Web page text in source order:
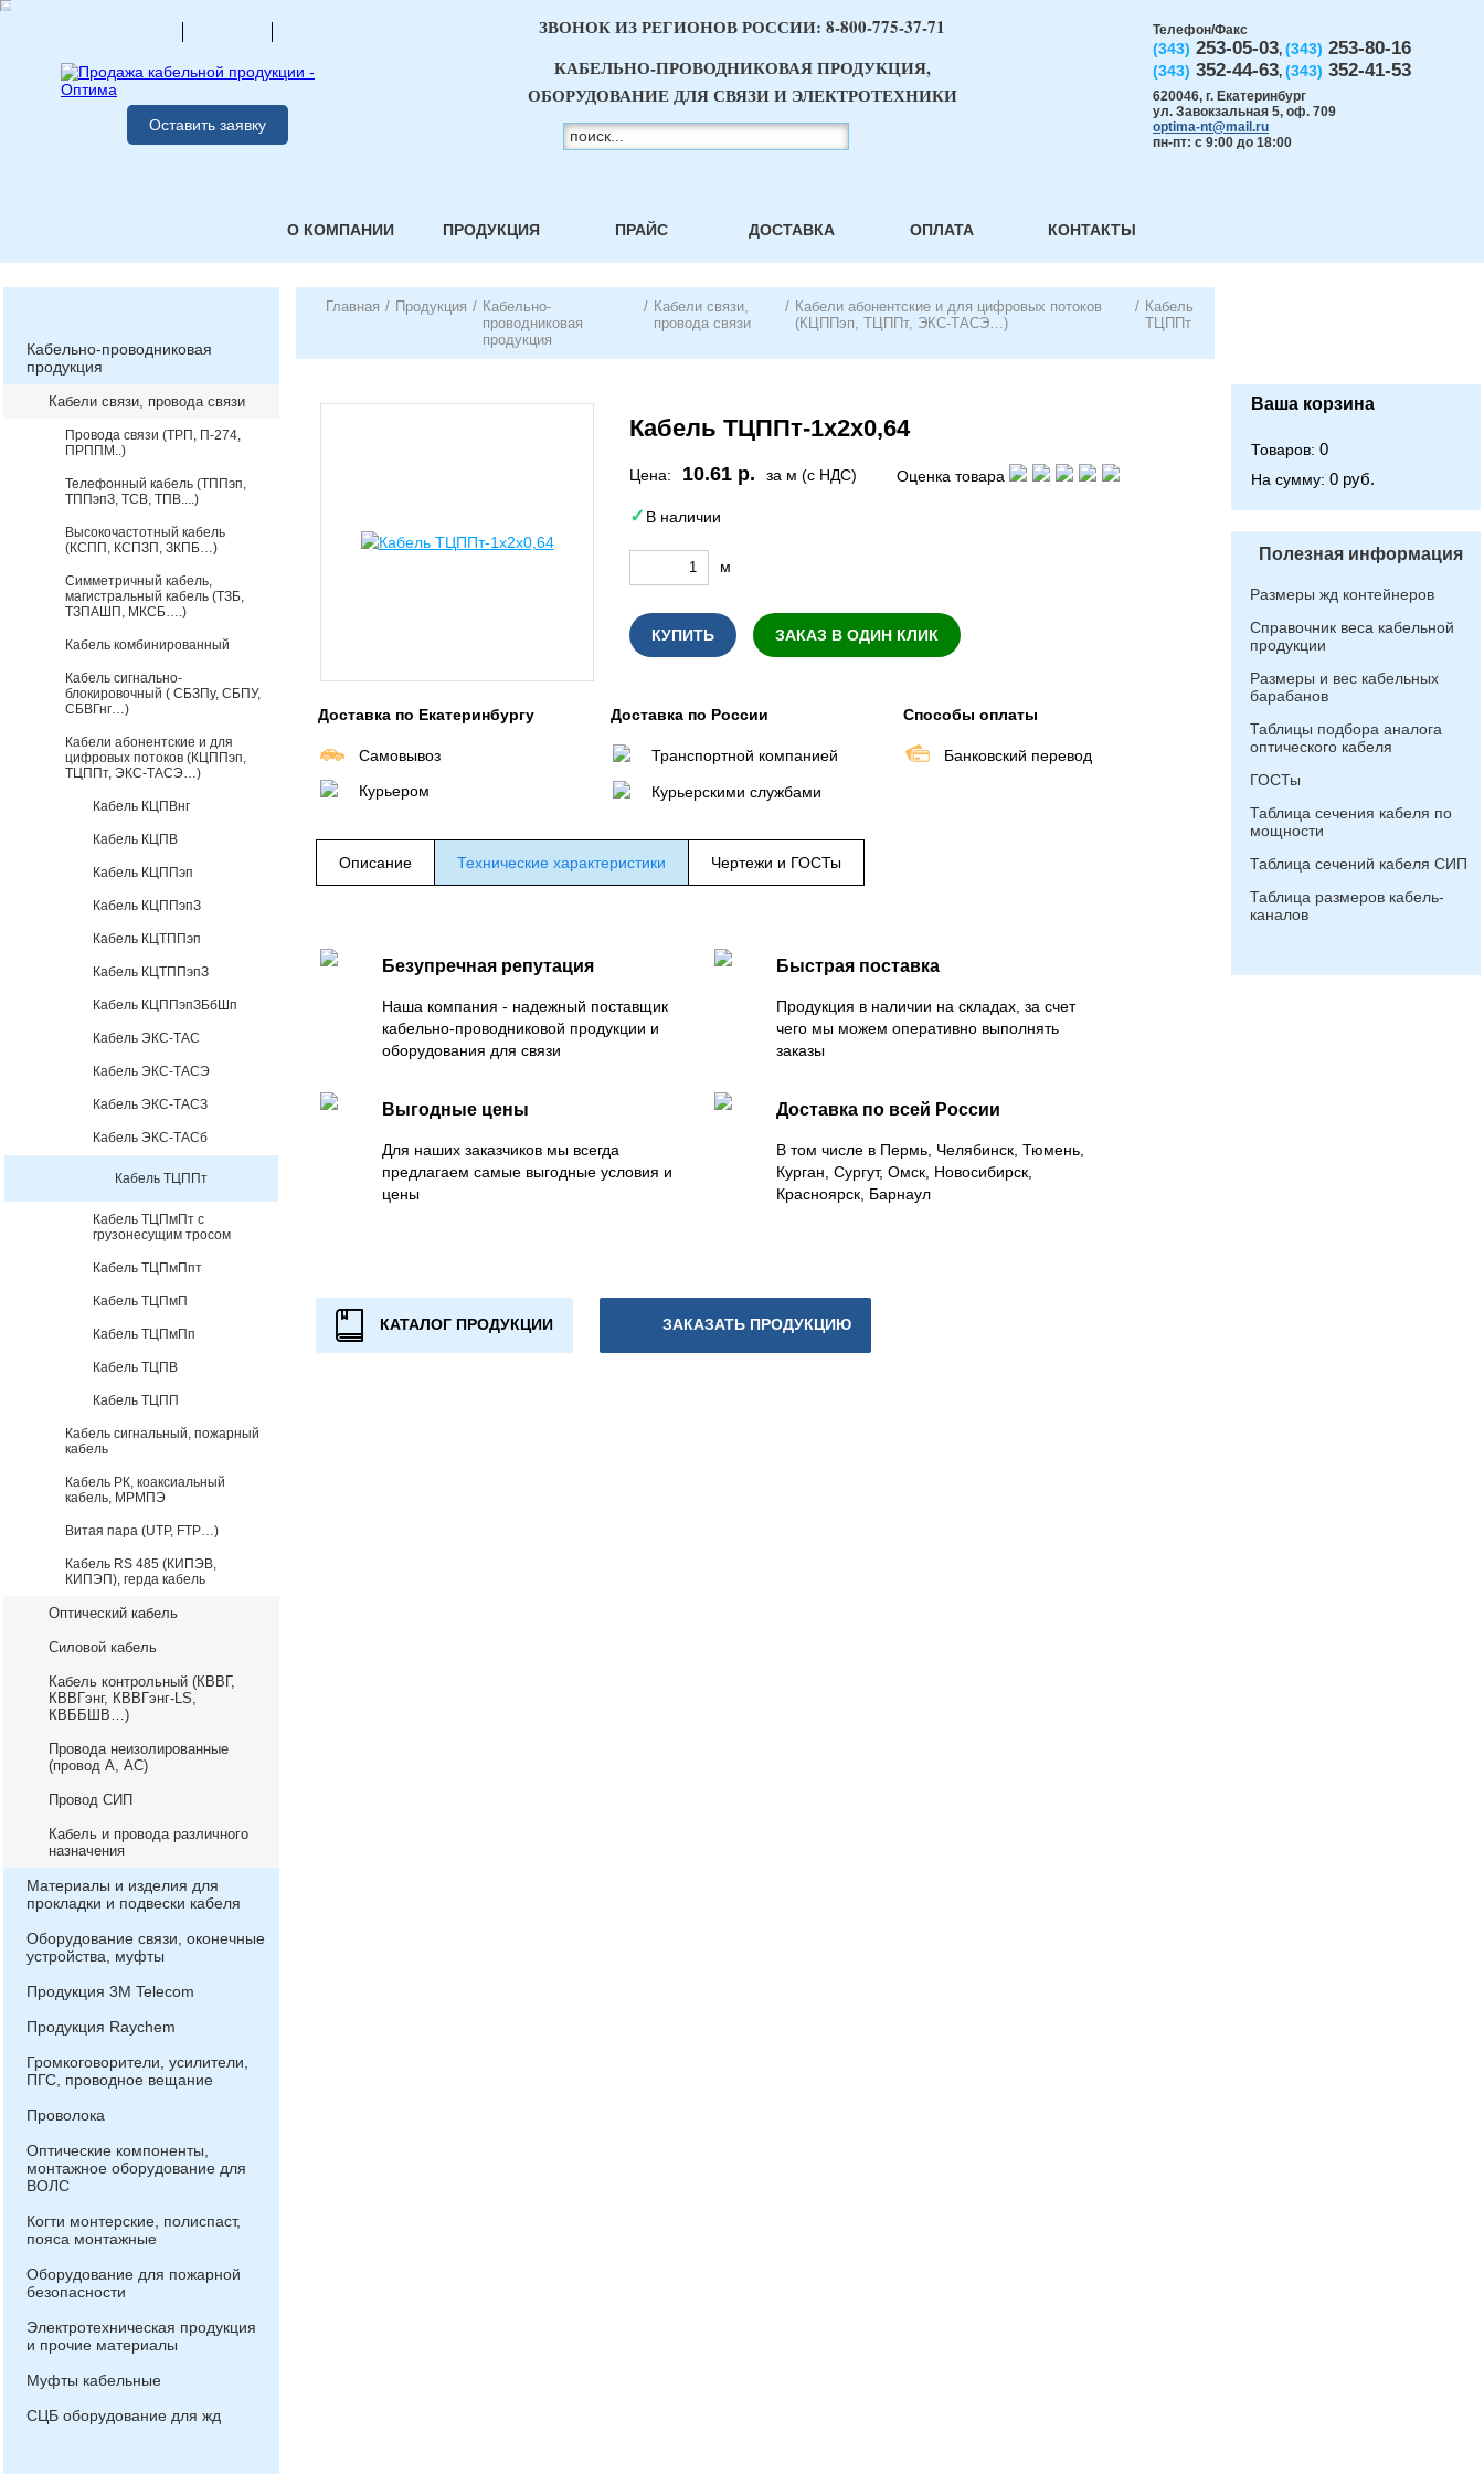
Оставить заявку
Телефон/Факс
(343) 253-05-03, (343) 253-80-16
(343) 352-44-63, (343) 352-41-53
620046, г. Екатеринбург
ул. Завокзальная 5, оф. 709
optima-nt@mail.ru
пн-пт: с 9:00 до 18:00
ЗВОНОК ИЗ РЕГИОНОВ РОССИИ: 8-800-775-37-71
КАБЕЛЬНО-ПРОВОДНИКОВАЯ ПРОДУКЦИЯ,
ОБОРУДОВАНИЕ ДЛЯ СВЯЗИ И ЭЛЕКТРОТЕХНИКИ
О КОМПАНИИ ПРОДУКЦИЯ ПРАЙС ДОСТАВКА ОПЛАТА КОНТАКТЫ
Кабельно-проводниковая
продукция
Кабели связи, провода связи
Провода связи (ТРП, П-274,
ПРППМ..)
Телефонный кабель (ТППэп,
ТППэпЗ, ТСВ, ТПВ....)
Высокочастотный кабель
(КСПП, КСПЗП, ЗКПБ…)
Симметричный кабель,
магистральный кабель (ТЗБ,
ТЗПАШП, МКСБ….)
Кабель комбинированный
Кабель сигнально-
блокировочный ( СБЗПу, СБПУ,
СБВГнг…)
Кабели абонентские и для
цифровых потоков (КЦППэп,
ТЦППт, ЭКС-ТАСЭ…)
Кабель КЦПВнг
Кабель КЦПВ
Кабель КЦППэп
Кабель КЦППэпЗ
Кабель КЦТППэп
Кабель КЦТППэпЗ
Кабель КЦППэпЗБбШп
Кабель ЭКС-ТАС
Кабель ЭКС-ТАСЭ
Кабель ЭКС-ТАСЗ
Кабель ЭКС-ТАСб
Кабель ТЦППт
Кабель ТЦПмПт с
грузонесущим тросом
Кабель ТЦПмПпт
Кабель ТЦПмП
Кабель ТЦПмПп
Кабель ТЦПВ
Кабель ТЦПП
Кабель сигнальный, пожарный
кабель
Кабель РК, коаксиальный
кабель, МРМПЭ
Витая пара (UTP, FTP…)
Кабель RS 485 (КИПЭВ,
КИПЭП), герда кабель
Оптический кабель
Силовой кабель
Кабель контрольный (КВВГ,
КВВГэнг, КВВГэнг-LS,
КВББШВ…)
Провода неизолированные
(провод А, АС)
Провод СИП
Кабель и провода различного
назначения
Материалы и изделия для
прокладки и подвески кабеля
Оборудование связи, оконечные
устройства, муфты
Продукция 3М Telecom
Продукция Raychem
Громкоговорители, усилители,
ПГС, проводное вещание
Проволока
Оптические компоненты,
монтажное оборудование для
ВОЛС
Когти монтерские, полиспаст,
пояса монтажные
Оборудование для пожарной
безопасности
Электротехническая продукция
и прочие материалы
Муфты кабельные
СЦБ оборудование для жд
Главная / Продукция / Кабельно-
проводниковая
продукция
/ Кабели связи,
провода связи
/ Кабели абонентские и для цифровых потоков
(КЦППэп, ТЦППт, ЭКС-ТАСЭ…)
/ Кабель
ТЦППт
Кабель ТЦППт-1х2х0,64
Цена: 10.61 р. за м (с НДС) Оценка товара
В наличии
м
КУПИТЬ ЗАКАЗ В ОДИН КЛИК
Доставка по Екатеринбургу
Самовывоз
Курьером
Доставка по России
Транспортной компанией
Курьерскими службами
Способы оплаты
Банковский перевод
Описание Технические характеристики Чертежи и ГОСТы
Безупречная репутация
Наша компания - надежный поставщик
кабельно-проводниковой продукции и
оборудования для связи
Быстрая поставка
Продукция в наличии на складах, за счет
чего мы можем оперативно выполнять
заказы
Выгодные цены
Для наших заказчиков мы всегда
предлагаем самые выгодные условия и
цены
Доставка по всей России
В том числе в Пермь, Челябинск, Тюмень,
Курган, Сургут, Омск, Новосибирск,
Красноярск, Барнаул
КАТАЛОГ ПРОДУКЦИИ ЗАКАЗАТЬ ПРОДУКЦИЮ
Ваша корзина
Товаров: 0
На сумму: 0 руб.
Полезная информация
Размеры жд контейнеров
Справочник веса кабельной
продукции
Размеры и вес кабельных
барабанов
Таблицы подбора аналога
оптического кабеля
ГОСТы
Таблица сечения кабеля по
мощности
Таблица сечений кабеля СИП
Таблица размеров кабель-
каналов